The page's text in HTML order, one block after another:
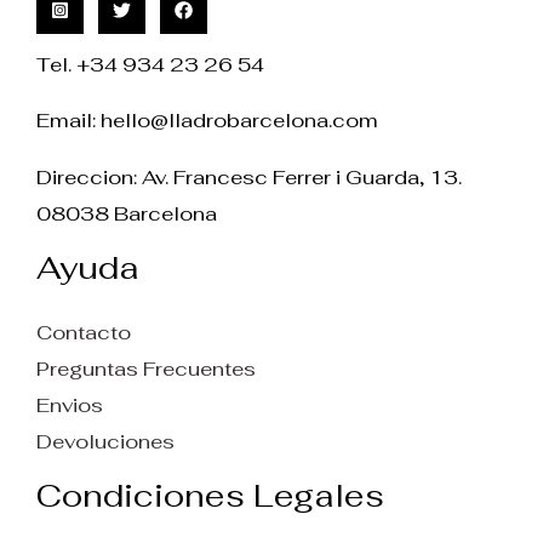
Tel. +34 934 23 26 54
Email: hello@lladrobarcelona.com
Direccion: Av. Francesc Ferrer i Guarda, 13.
08038 Barcelona
Ayuda
Contacto
Preguntas Frecuentes
Envios
Devoluciones
Condiciones Legales